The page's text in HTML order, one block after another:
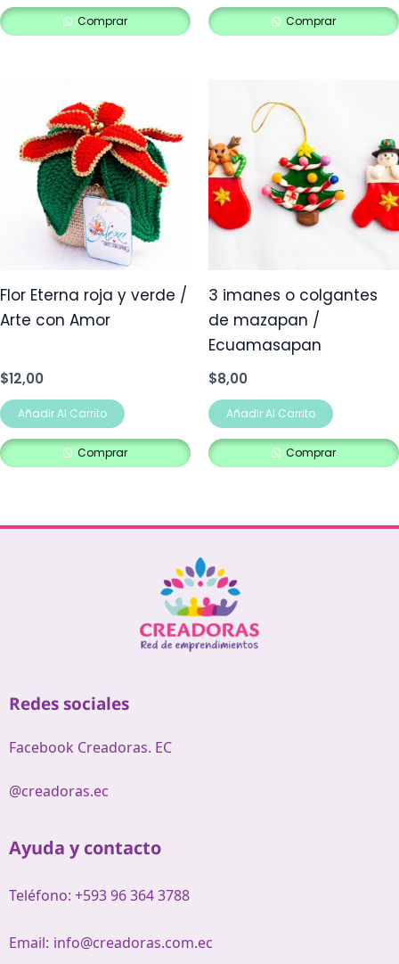
Comprar Comprar
Flor Eterna roja y verde /
Arte con Amor
$12,00
Añadir Al Carrito
Comprar
3 imanes o colgantes
de mazapan /
Ecuamasapan
$8,00
Añadir Al Carrito
Comprar
Redes sociales
Facebook Creadoras. EC
@creadoras.ec
Ayuda y contacto
Teléfono: +593 96 364 3788
Email: info@creadoras.com.ec